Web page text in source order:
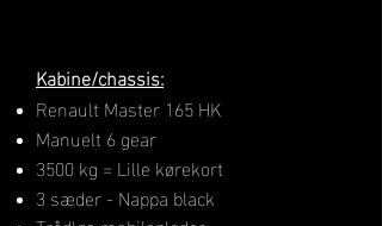
Kabine/chassis:
Renault Master 165 HK
Manuelt 6 gear
3500 kg = Lille kørekort
3 sæder - Nappa black